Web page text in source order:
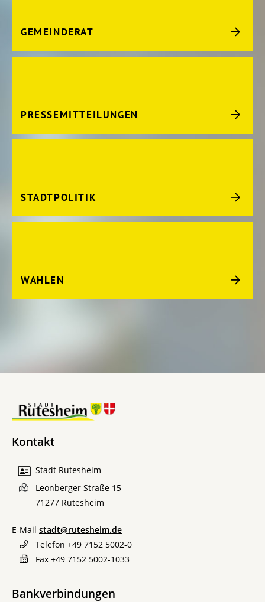
GEMEINDERAT
PRESSEMITTEILUNGEN
STADTPOLITIK
WAHLEN
Kontakt
Stadt Rutesheim
Leonberger Straße 15
71277 Rutesheim
E-Mail stadt@rutesheim.de
Telefon +49 7152 5002-0
Fax +49 7152 5002-1033
Bankverbindungen